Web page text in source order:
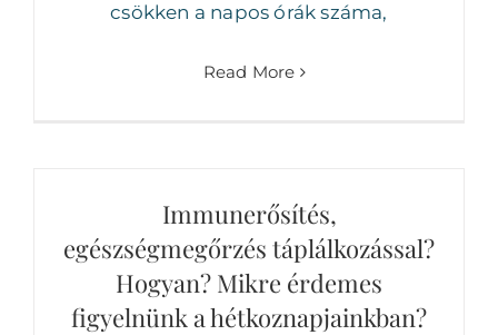
csökken a napos órák száma,
Read More
Immunerősítés,
egészségmegőrzés táplálkozással?
Hogyan? Mikre érdemes
figyelnünk a hétkoznapjainkban?